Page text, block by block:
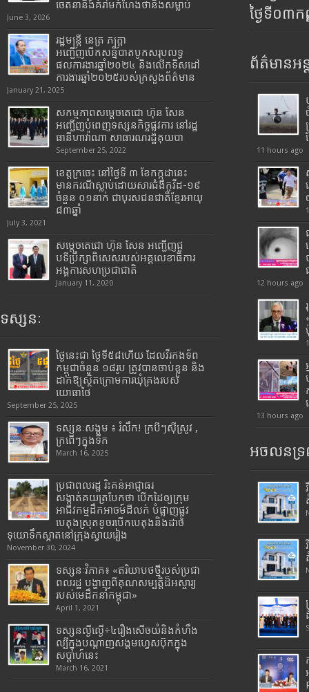
ចេតនានិងគំរាមកំហែងថានឹងសម្លាប់
June 3, 2026
រដ្ឋមន្រ្តី​ នេត្រ​ ភក្ត្រា​
អញ្ជើញបើកសន្និបាតបូកសរុបលទ្ធ
ផលការងារឆ្នាំ២០២៤ និងលើកទិសដៅ
ការងារឆ្នាំ២០២៥របស់​ក្រសួង​ព័ត៌មាន​
January 21, 2025
សកម្មភាពសម្តេចតេជោ ហ៊ុន សែន
អញ្ជើញបំពេញទស្សនកិច្ចផ្លូវការ នៅរដ្ឋ
ធានីហាវ៉ាណា សាធារណរដ្ឋគុយបា
September 25, 2022
ខេត្តក្រចេះ នៅថ្ងៃទី ៣ ខែកក្កដានេះ
មានករណីស្លាប់ដោយសារជំងឺកូវីដ-១៩
ចំនួន ០១នាក់ ជាបុរសជនជាតិខ្មែរអាយុ
៨៣ឆ្នាំ
July 3, 2021
សម្តេចតេជោ ហ៊ុន សែន អញ្ជើញជួ
បទីប្រឹក្សាពិសេសរបស់អគ្គលេខាធិការ
អង្គការសហប្រជាជាតិ
January 11, 2020
ទស្សនៈ
ថ្ងៃនេះជា ថ្ងៃទី៥៨ហើយ ដែលវីរកងទ័ព
កម្ពុជាចំនួន ១៨រូប ត្រូវបានចាប់ខ្លួន និង
ដាក់ឱ្យស្ថិតក្រោមការឃុំគ្រងរបស់
យោធាថៃ
September 25, 2025
ទស្សនៈសង្គម ៖ រំលឹក! ក្របីៗស៊ីស្រូវ ,
ក្រពើៗក្នុងទឹក
March 16, 2025
ប្រជាពលរដ្ឋ រិះគន់អាជ្ញាធរ
សង្កាត់គយត្របែកថា បើកដៃឲ្យក្រុម
អាជីវកម្មដឹកអាចម៍ដីលក់ បំផ្លាញផ្លូវ
បេតុងស្រុតខូចរបើកបេតុងនិងដាច់
ទុយោទឹកស្អាតនៅក្រុងស្វាយរៀង
November 30, 2024
ទស្សនៈវិភាគ៖ «ឥរិយាបថថ្មីរបស់ប្រជា
ពលរដ្ឋ បង្ហាញពីគុណសម្បត្តិដ៏អស្ចារ្យ
របស់មេដឹកនាំកម្ពុជា»
April 1, 2021
ទស្សនល្ងីល្ងើ÷៤រឿងសើចយំនិងកំហឹង
ល្បីក្នុងបណ្តាញសង្គមហ្វេសប៊ុកក្នុង
សប្តាហ៍នេះ
March 16, 2021
ថ្ងៃទី០៣
ព័ត៌មានអន្
11 hours ago
12 hours ago
13 hours ago
អចលនទ្រ